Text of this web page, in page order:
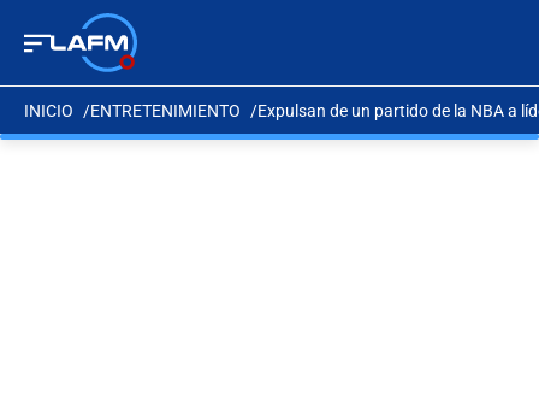
INICIO ENTRETENIMIENTO Expulsan de un partido de la NBA a